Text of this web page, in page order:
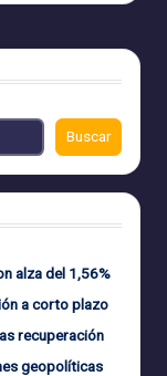
Buscar
alza del 1,56%
a corto plazo
recuperación
geopolíticas